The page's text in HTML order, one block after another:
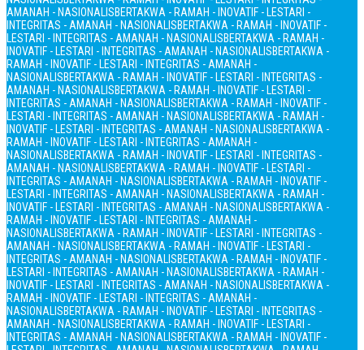
AMANAH - NASIONALISBERTAKWA - RAMAH - INOVATIF - LESTARI -
INTEGRITAS - AMANAH - NASIONALISBERTAKWA - RAMAH - INOVATIF -
LESTARI - INTEGRITAS - AMANAH - NASIONALISBERTAKWA - RAMAH -
INOVATIF - LESTARI - INTEGRITAS - AMANAH - NASIONALISBERTAKWA -
RAMAH - INOVATIF - LESTARI - INTEGRITAS - AMANAH -
NASIONALISBERTAKWA - RAMAH - INOVATIF - LESTARI - INTEGRITAS -
AMANAH - NASIONALISBERTAKWA - RAMAH - INOVATIF - LESTARI -
INTEGRITAS - AMANAH - NASIONALISBERTAKWA - RAMAH - INOVATIF -
LESTARI - INTEGRITAS - AMANAH - NASIONALISBERTAKWA - RAMAH -
INOVATIF - LESTARI - INTEGRITAS - AMANAH - NASIONALISBERTAKWA -
RAMAH - INOVATIF - LESTARI - INTEGRITAS - AMANAH -
NASIONALISBERTAKWA - RAMAH - INOVATIF - LESTARI - INTEGRITAS -
AMANAH - NASIONALISBERTAKWA - RAMAH - INOVATIF - LESTARI -
INTEGRITAS - AMANAH - NASIONALISBERTAKWA - RAMAH - INOVATIF -
LESTARI - INTEGRITAS - AMANAH - NASIONALISBERTAKWA - RAMAH -
INOVATIF - LESTARI - INTEGRITAS - AMANAH - NASIONALISBERTAKWA -
RAMAH - INOVATIF - LESTARI - INTEGRITAS - AMANAH -
NASIONALISBERTAKWA - RAMAH - INOVATIF - LESTARI - INTEGRITAS -
AMANAH - NASIONALISBERTAKWA - RAMAH - INOVATIF - LESTARI -
INTEGRITAS - AMANAH - NASIONALISBERTAKWA - RAMAH - INOVATIF -
LESTARI - INTEGRITAS - AMANAH - NASIONALISBERTAKWA - RAMAH -
INOVATIF - LESTARI - INTEGRITAS - AMANAH - NASIONALISBERTAKWA -
RAMAH - INOVATIF - LESTARI - INTEGRITAS - AMANAH -
NASIONALISBERTAKWA - RAMAH - INOVATIF - LESTARI - INTEGRITAS -
AMANAH - NASIONALISBERTAKWA - RAMAH - INOVATIF - LESTARI -
INTEGRITAS - AMANAH - NASIONALISBERTAKWA - RAMAH - INOVATIF -